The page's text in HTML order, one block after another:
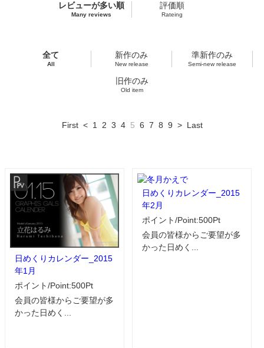
レビューが多い順
Many reviews
評価順
Rateing
全て
All
新作のみ
New release
準新作のみ
Semi-new release
旧作のみ
Old item
First < 1 2 3 4 5 6 7 8 9 > Last
日めくりカレンダー_2015
年1月
ポイント/Point:500Pt
会員の皆様からご要望が多
かった日めく...
日めくりカレンダー_2015
年2月
ポイント/Point:500Pt
会員の皆様からご要望が多
かった日めく...